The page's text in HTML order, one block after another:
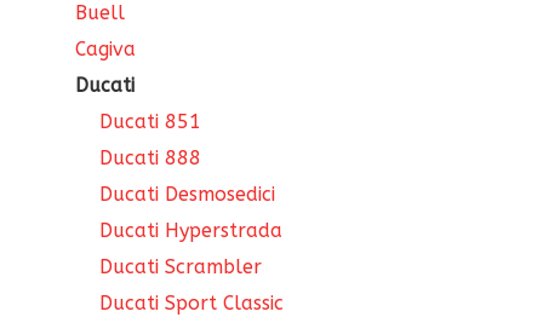
Buell
Cagiva
Ducati
Ducati 851
Ducati 888
Ducati Desmosedici
Ducati Hyperstrada
Ducati Scrambler
Ducati Sport Classic